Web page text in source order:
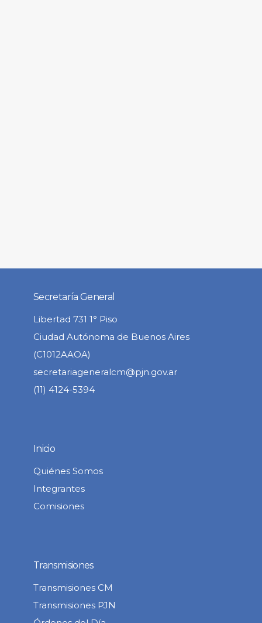
Secretaría General
Libertad 731 1° Piso
Ciudad Autónoma de Buenos Aires
(C1012AAOA)
secretariageneralcm@pjn.gov.ar
(11) 4124-5394
Inicio
Quiénes Somos
Integrantes
Comisiones
Transmisiones
Transmisiones CM
Transmisiones PJN